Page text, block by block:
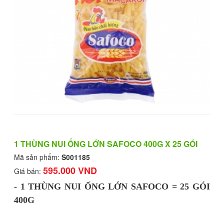
1 THÙNG NUI ỐNG LỚN SAFOCO 400G X 25 GÓI
Mã sản phẩm: S001185
Giá bán: 595.000 VND
- 1 THÙNG NUI ỐNG LỚN SAFOCO = 25 GÓI
400G